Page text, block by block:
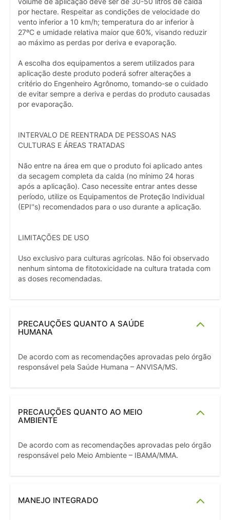
por hectare. Respeitar as condições de velocidade do
vento inferior a 10 km/h; temperatura do ar inferior à
27ºC e umidade relativa maior que 60%, visando reduzir
ao máximo as perdas por deriva e evaporação.
A escolha dos equipamentos a serem utilizados para
aplicação deste produto poderá sofrer alterações a
critério do Engenheiro Agrônomo, tomando-se o cuidado
de evitar sempre a deriva e perdas do produto causadas
por evaporação.
INTERVALO DE REENTRADA DE PESSOAS NAS
CULTURAS E ÁREAS TRATADAS
Não entre na área em que o produto foi aplicado antes
da secagem completa da calda (no mínimo 24 horas
após a aplicação). Caso necessite entrar antes desse
período, utilize os Equipamentos de Proteção Individual
(EPI''s) recomendados para o uso durante a aplicação.
LIMITAÇÕES DE USO
Uso exclusivo para culturas agrícolas. Não foi observado
nenhum sintoma de fitotoxicidade na cultura tratada com
as doses recomendadas.
PRECAUÇÕES QUANTO A SAÚDE
HUMANA
De acordo com as recomendações aprovadas pelo órgão
responsável pela Saúde Humana – ANVISA/MS.
PRECAUÇÕES QUANTO AO MEIO
AMBIENTE
De acordo com as recomendações aprovadas pelo órgão
responsável pelo Meio Ambiente – IBAMA/MMA.
MANEJO INTEGRADO